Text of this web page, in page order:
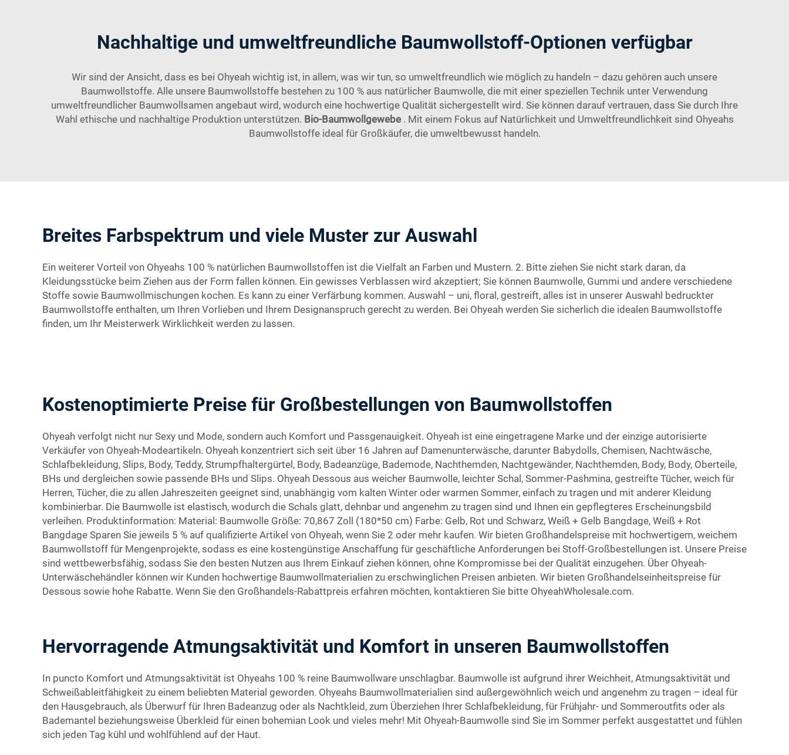
Nachhaltige und umweltfreundliche Baumwollstoff-Optionen verfügbar
Wir sind der Ansicht, dass es bei Ohyeah wichtig ist, in allem, was wir tun, so umweltfreundlich wie möglich zu handeln – dazu gehören auch unsere
Baumwollstoffe. Alle unsere Baumwollstoffe bestehen zu 100 % aus natürlicher Baumwolle, die mit einer speziellen Technik unter Verwendung
umweltfreundlicher Baumwollsamen angebaut wird, wodurch eine hochwertige Qualität sichergestellt wird. Sie können darauf vertrauen, dass Sie durch Ihre
Wahl ethische und nachhaltige Produktion unterstützen. Bio-Baumwollgewebe . Mit einem Fokus auf Natürlichkeit und Umweltfreundlichkeit sind Ohyeahs
Baumwollstoffe ideal für Großkäufer, die umweltbewusst handeln.
Breites Farbspektrum und viele Muster zur Auswahl
Ein weiterer Vorteil von Ohyeahs 100 % natürlichen Baumwollstoffen ist die Vielfalt an Farben und Mustern. 2. Bitte ziehen Sie nicht stark daran, da
Kleidungsstücke beim Ziehen aus der Form fallen können. Ein gewisses Verblassen wird akzeptiert; Sie können Baumwolle, Gummi und andere verschiedene
Stoffe sowie Baumwollmischungen kochen. Es kann zu einer Verfärbung kommen. Auswahl – uni, floral, gestreift, alles ist in unserer Auswahl bedruckter
Baumwollstoffe enthalten, um Ihren Vorlieben und Ihrem Designanspruch gerecht zu werden. Bei Ohyeah werden Sie sicherlich die idealen Baumwollstoffe
finden, um Ihr Meisterwerk Wirklichkeit werden zu lassen.
Kostenoptimierte Preise für Großbestellungen von Baumwollstoffen
Ohyeah verfolgt nicht nur Sexy und Mode, sondern auch Komfort und Passgenauigkeit. Ohyeah ist eine eingetragene Marke und der einzige autorisierte
Verkäufer von Ohyeah-Modeartikeln. Ohyeah konzentriert sich seit über 16 Jahren auf Damenunterwäsche, darunter Babydolls, Chemisen, Nachtwäsche,
Schlafbekleidung, Slips, Body, Teddy, Strumpfhaltergürtel, Body, Badeanzüge, Bademode, Nachthemden, Nachtgewänder, Nachthemden, Body, Body, Oberteile,
BHs und dergleichen sowie passende BHs und Slips. Ohyeah Dessous aus weicher Baumwolle, leichter Schal, Sommer-Pashmina, gestreifte Tücher, weich für
Herren, Tücher, die zu allen Jahreszeiten geeignet sind, unabhängig vom kalten Winter oder warmen Sommer, einfach zu tragen und mit anderer Kleidung
kombinierbar. Die Baumwolle ist elastisch, wodurch die Schals glatt, dehnbar und angenehm zu tragen sind und Ihnen ein gepflegteres Erscheinungsbild
verleihen. Produktinformation: Material: Baumwolle Größe: 70,867 Zoll (180*50 cm) Farbe: Gelb, Rot und Schwarz, Weiß + Gelb Bangdage, Weiß + Rot
Bangdage Sparen Sie jeweils 5 % auf qualifizierte Artikel von Ohyeah, wenn Sie 2 oder mehr kaufen. Wir bieten Großhandelspreise mit hochwertigem, weichem
Baumwollstoff für Mengenprojekte, sodass es eine kostengünstige Anschaffung für geschäftliche Anforderungen bei Stoff-Großbestellungen ist. Unsere Preise
sind wettbewerbsfähig, sodass Sie den besten Nutzen aus Ihrem Einkauf ziehen können, ohne Kompromisse bei der Qualität einzugehen. Über Ohyeah-
Unterwäschehändler können wir Kunden hochwertige Baumwollmaterialien zu erschwinglichen Preisen anbieten. Wir bieten Großhandelseinheitspreise für
Dessous sowie hohe Rabatte. Wenn Sie den Großhandels-Rabattpreis erfahren möchten, kontaktieren Sie bitte OhyeahWholesale.com.
Hervorragende Atmungsaktivität und Komfort in unseren Baumwollstoffen
In puncto Komfort und Atmungsaktivität ist Ohyeahs 100 % reine Baumwollware unschlagbar. Baumwolle ist aufgrund ihrer Weichheit, Atmungsaktivität und
Schweißableitfähigkeit zu einem beliebten Material geworden. Ohyeahs Baumwollmaterialien sind außergewöhnlich weich und angenehm zu tragen – ideal für
den Hausgebrauch, als Überwurf für Ihren Badeanzug oder als Nachtkleid, zum Überziehen Ihrer Schlafbekleidung, für Frühjahr- und Sommeroutfits oder als
Bademantel beziehungsweise Überkleid für einen bohemian Look und vieles mehr! Mit Ohyeah-Baumwolle sind Sie im Sommer perfekt ausgestattet und fühlen
sich jeden Tag kühl und wohlfühlend auf der Haut.